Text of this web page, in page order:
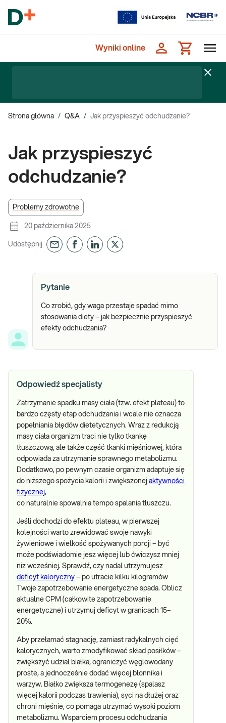
Wyniki online
Strona główna / Q&A / Jak przyspieszyć odchudzanie?
Jak przyspieszyć
odchudzanie?
Problemy zdrowotne
20 października 2025
Udostępnij
Pytanie
Co zrobić, gdy waga przestaje spadać mimo
stosowania diety – jak bezpiecznie przyspieszyć
efekty odchudzania?
Odpowiedź specjalisty
Zatrzymanie spadku masy ciała (tzw. efekt plateau) to
bardzo częsty etap odchudzania i wcale nie oznacza
popełniania błędów dietetycznych. Wraz z redukcją
masy ciała organizm traci nie tylko tkankę
tłuszczową, ale także część tkanki mięśniowej, która
odpowiada za utrzymanie sprawnego metabolizmu.
Dodatkowo, po pewnym czasie organizm adaptuje się
do niższego spożycia kalorii i zwiększonej aktywności
fizycznej,
co naturalnie spowalnia tempo spalania tłuszczu.
Jeśli dochodzi do efektu plateau, w pierwszej
kolejności warto zrewidować swoje nawyki
żywieniowe i wielkość spożywanych porcji – być
może podświadomie jesz więcej lub ćwiczysz mniej
niż wcześniej. Sprawdź, czy nadal utrzymujesz
deficyt kaloryczny – po utracie kilku kilogramów
Twoje zapotrzebowanie energetyczne spada. Oblicz
aktualne CPM (całkowite zapotrzebowanie
energetyczne) i utrzymuj deficyt w granicach 15–
20%.
Aby przełamać stagnację, zamiast radykalnych cięć
kalorycznych, warto zmodyfikować skład posiłków –
zwiększyć udział białka, ograniczyć węglowodany
proste, a jednocześnie dodać więcej błonnika i
warzyw. Białko zwiększa termogenezę (spalasz
więcej kalorii podczas trawienia), syci na dłużej oraz
chroni mięśnie, co pomaga utrzymać wysoki poziom
metabolizmu. Wsparciem procesu odchudzania